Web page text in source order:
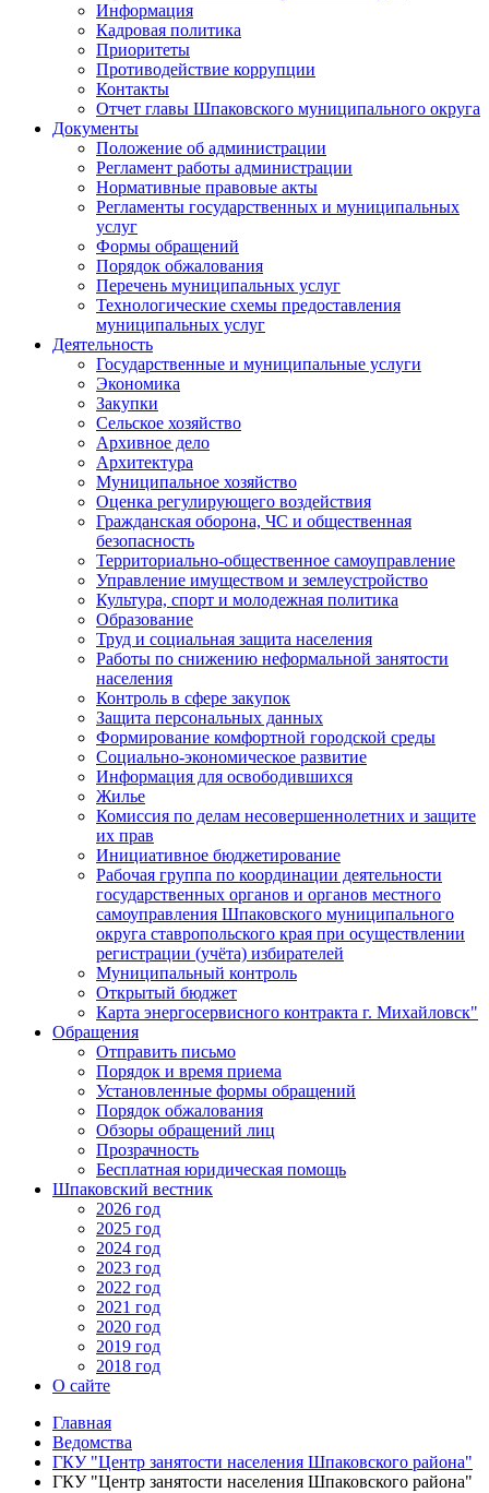
Информация
Кадровая политика
Приоритеты
Противодействие коррупции
Контакты
Отчет главы Шпаковского муниципального округа
Документы
Положение об администрации
Регламент работы администрации
Нормативные правовые акты
Регламенты государственных и муниципальных
услуг
Формы обращений
Порядок обжалования
Перечень муниципальных услуг
Технологические схемы предоставления
муниципальных услуг
Деятельность
Государственные и муниципальные услуги
Экономика
Закупки
Сельское хозяйство
Архивное дело
Архитектура
Муниципальное хозяйство
Оценка регулирующего воздействия
Гражданская оборона, ЧС и общественная
безопасность
Территориально-общественное самоуправление
Управление имуществом и землеустройство
Культура, спорт и молодежная политика
Образование
Труд и социальная защита населения
Работы по снижению неформальной занятости
населения
Контроль в сфере закупок
Защита персональных данных
Формирование комфортной городской среды
Социально-экономическое развитие
Информация для освободившихся
Жилье
Комиссия по делам несовершеннолетних и защите
их прав
Инициативное бюджетирование
Рабочая группа по координации деятельности
государственных органов и органов местного
самоуправления Шпаковского муниципального
округа ставропольского края при осуществлении
регистрации (учёта) избирателей
Муниципальный контроль
Открытый бюджет
Карта энергосервисного контракта г. Михайловск"
Обращения
Отправить письмо
Порядок и время приема
Установленные формы обращений
Порядок обжалования
Обзоры обращений лиц
Прозрачность
Бесплатная юридическая помощь
Шпаковский вестник
2026 год
2025 год
2024 год
2023 год
2022 год
2021 год
2020 год
2019 год
2018 год
О сайте
Главная
Ведомства
ГКУ "Центр занятости населения Шпаковского района"
ГКУ "Центр занятости населения Шпаковского района"